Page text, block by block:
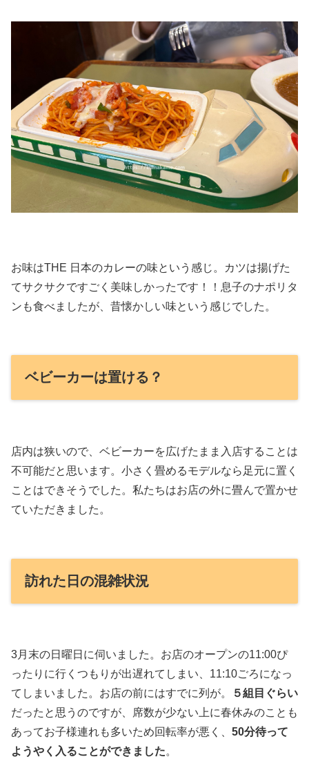
お味はTHE 日本のカレーの味という感じ。カツは揚げた
てサクサクですごく美味しかったです！！息子のナポリタ
ンも食べましたが、昔懐かしい味という感じでした。
ベビーカーは置ける？
店内は狭いので、ベビーカーを広げたまま入店することは
不可能だと思います。小さく畳めるモデルなら足元に置く
ことはできそうでした。私たちはお店の外に畳んで置かせ
ていただきました。
訪れた日の混雑状況
3月末の日曜日に伺いました。お店のオープンの11:00ぴ
ったりに行くつもりが出遅れてしまい、11:10ごろになっ
てしまいました。お店の前にはすでに列が。
５組目ぐらい
だったと思うのですが、席数が少ない上に春休みのことも
あってお子様連れも多いため回転率が悪く、 50分待って
ようやく入ることができました。